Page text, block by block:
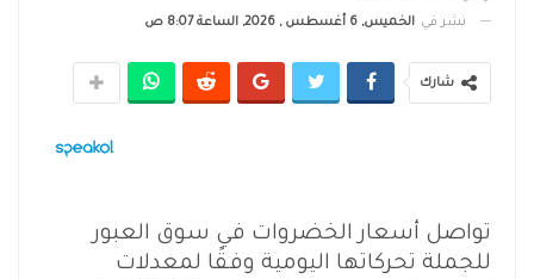
نشر في الخميس, 6 أغسطس , 2026, الساعة 8:07 ص
شارك
تواصل أسعار الخضروات في سوق العبور
للجملة تحركاتها اليومية وفقًا لمعدلات